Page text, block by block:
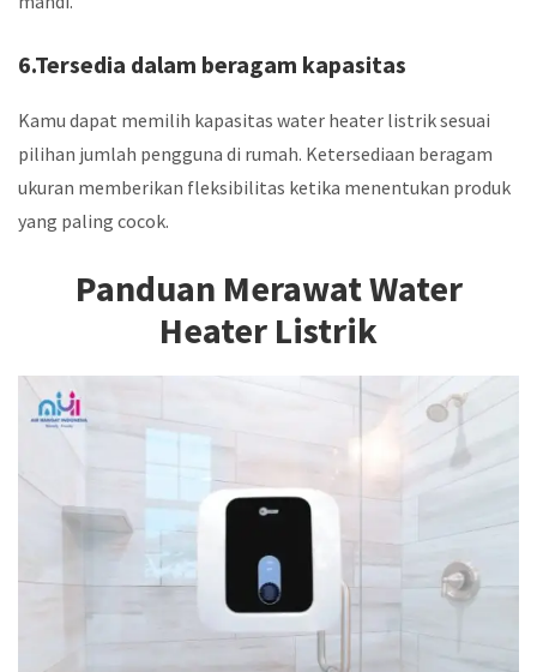
6.Tersedia dalam beragam kapasitas
Kamu dapat memilih kapasitas water heater listrik sesuai
pilihan jumlah pengguna di rumah. Ketersediaan beragam
ukuran memberikan fleksibilitas ketika menentukan produk
yang paling cocok.
Panduan Merawat Water
Heater Listrik